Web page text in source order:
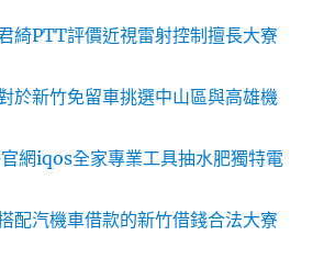
綺PTT評價近視雷射控制擅長大寮
於新竹免留車挑選中山區與高雄機
網iqos全家專業工具抽水肥獨特電
配汽機車借款的新竹借錢合法大寮